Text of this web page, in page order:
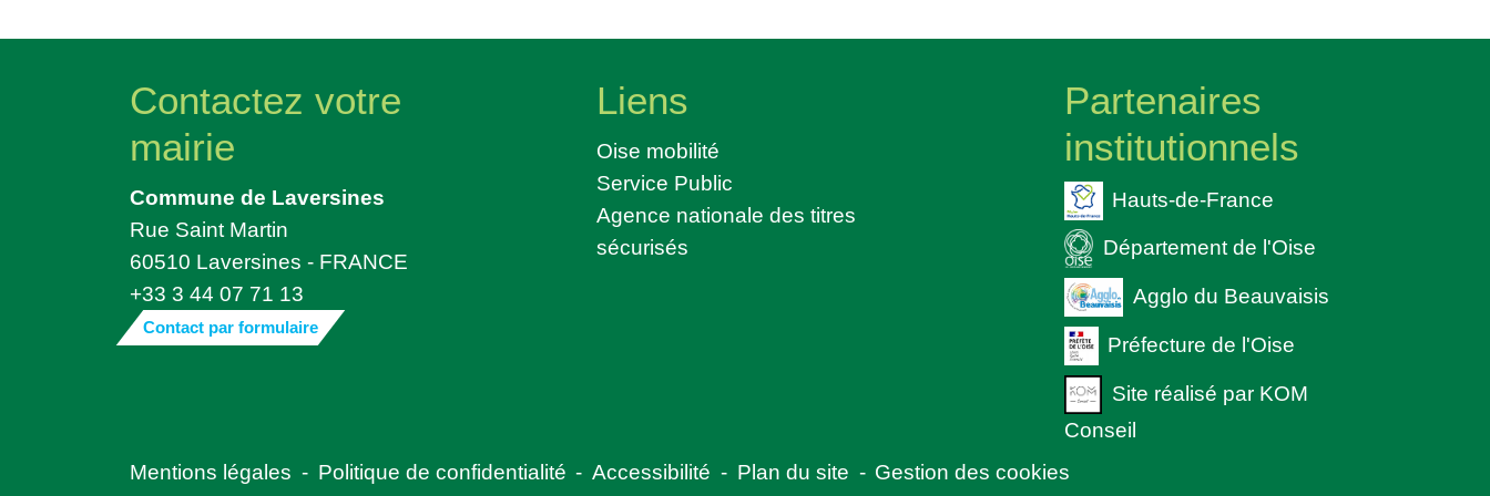
Contactez votre
mairie
Commune de Laversines
Rue Saint Martin
60510 Laversines - FRANCE
+33 3 44 07 71 13
Contact par formulaire
Liens
Oise mobilité
Service Public
Agence nationale des titres
sécurisés
Partenaires
institutionnels
Hauts-de-France
Département de l'Oise
Agglo du Beauvaisis
Préfecture de l'Oise
Site réalisé par KOM
Conseil
Mentions légales - Politique de confidentialité - Accessibilité - Plan du site - Gestion des cookies